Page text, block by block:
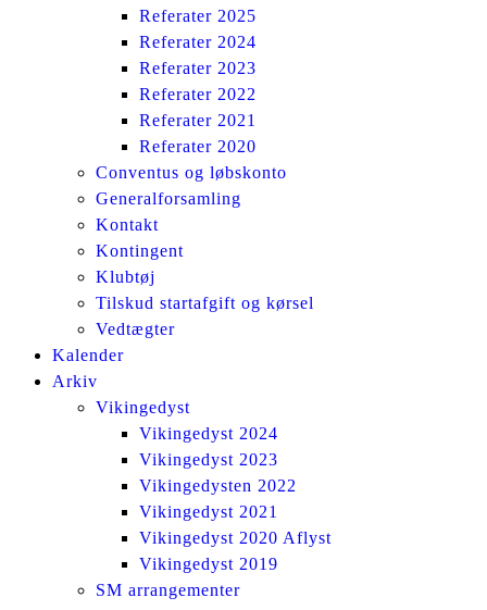
Referater 2025
Referater 2024
Referater 2023
Referater 2022
Referater 2021
Referater 2020
Conventus og løbskonto
Generalforsamling
Kontakt
Kontingent
Klubtøj
Tilskud startafgift og kørsel
Vedtægter
Kalender
Arkiv
Vikingedyst
Vikingedyst 2024
Vikingedyst 2023
Vikingedysten 2022
Vikingedyst 2021
Vikingedyst 2020 Aflyst
Vikingedyst 2019
SM arrangementer